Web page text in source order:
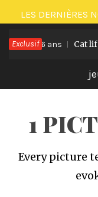
Passer
au
contenu
LES DERNIÈRES
Exclusif
Il y a 6 ans Cat life
1
Every picture